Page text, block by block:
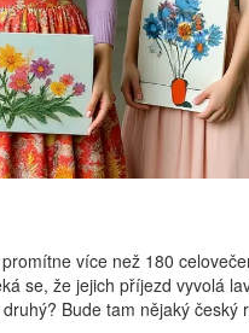
více než 180
se, že jejich příjezd vyvolá
Bude tam nějaký český